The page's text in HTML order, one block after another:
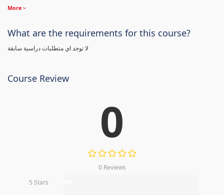
More
What are the requirements for this course?
لا توجد اي متطلبات دراسية سابقة
Course Review
0
0 Reviews
5 Stars